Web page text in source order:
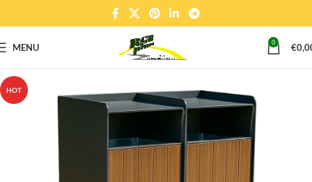
MENU 0 €
HOT